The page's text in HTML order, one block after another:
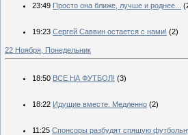
23:49 Просто она ближе, лучше и роднее...
19:23 Сергей Саввин остается с нами! (2)
22 Ноября, Понедельник
18:50 ВСЕ НА ФУТБОЛ! (3)
18:22 Идущие вместе. Медленно (2)
11:25 Спонсоры разбудят спящую